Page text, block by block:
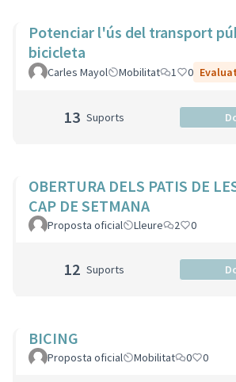
Potenciar l'ús del transport
bicicleta
Carles Mayol Mobilitat 1 0
13 Suports
OBERTURA DELS PATIS DE
CAP DE SETMANA
Proposta oficial Lleure 2 0
12 Suports
BICING
Proposta oficial Mobilitat 0 0